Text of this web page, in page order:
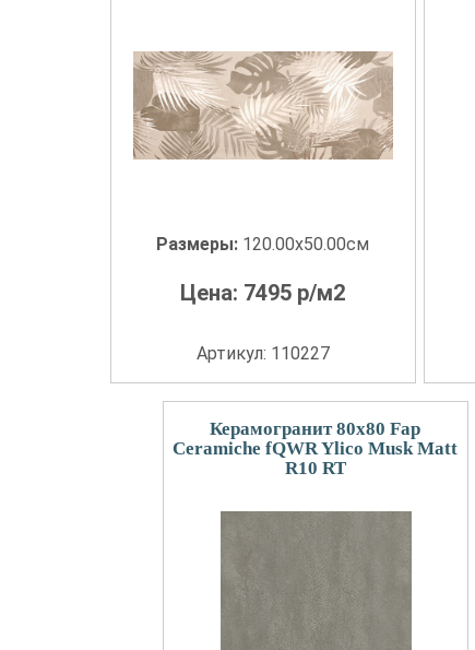
Размеры: 120.00x50.00см
Цена: 7495 р/м2
Артикул: 110227
Керамогранит 80x80 Fap
Ceramiche fQWR Ylico Musk Matt
R10 RT